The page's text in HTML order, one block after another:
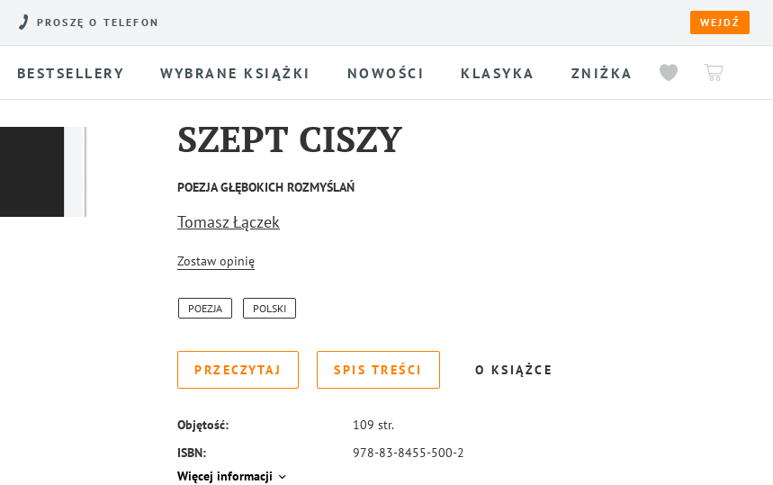
PROSZĘ O TELEFON WEJDŹ
BESTSELLERY WYBRANE KSIĄŻKI NOWOŚCI KLASYKA ZNIŻKA
SZEPT CISZY
POEZJA GŁĘBOKICH ROZMYŚLAŃ
Tomasz Łączek
Zostaw opinię
POEZJA POLSKI
PRZECZYTAJ SPIS TREŚCI O KSIĄŻCE
Objętość: 109 str.
ISBN:
978-83-8455-500-2
Więcej informacji